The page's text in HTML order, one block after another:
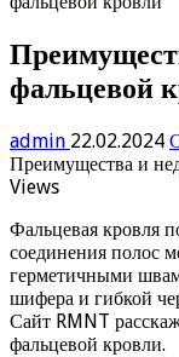
фальцевой
admin 22.02.2024
Преимущества и
Views
Фальцевая кровля
соединения полос
герметичными
шифера и гибкой
Сайт RMNT
фальцевой кровли.